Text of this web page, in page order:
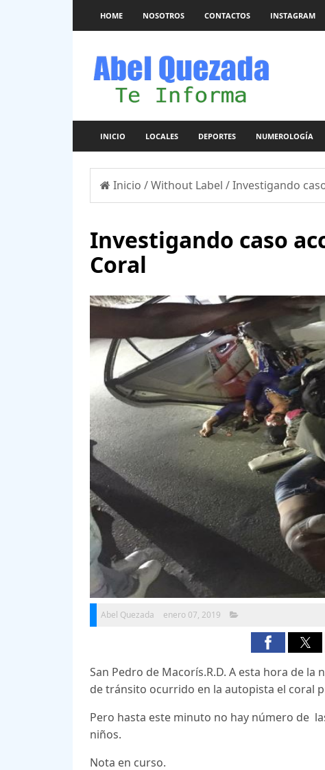
HOME NOSOTROS CONTACTOS INSTAGRAM
INICIO LOCALES DEPORTES NUMEROLOGÍA
Inicio /Without Label /Investigando
Investigando caso
Coral
Abel Quezada enero 07, 2019
San Pedro de Macorís.R.D. A esta hora de
de tránsito ocurrido en la autopista el coral
Pero hasta este minuto no hay número de
niños.
Nota en curso.